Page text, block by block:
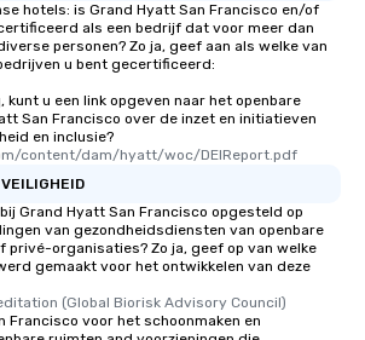
along the way
ensuring there is
Different Types of
experiences offer the
several renowned
convenient outing,
at a typical corporate
a way to try some of
cuisines and dishes.
selected dishes are
hotels: is Grand Hyatt San Francisco en/of
als een bedrijf dat voor meer dan
personen? Zo ja, geef aan als welke van
u bent gecertificeerd:
kunt u een link opgeven naar het openbare
San Francisco over de inzet en initiatieven
en inclusie?
content/dam/hyatt/woc/DEIReport.pdf
Grand Hyatt San Francisco opgesteld op
van gezondheidsdiensten van openbare
organisaties? Zo ja, geef op van welke
gemaakt voor het ontwikkelen van deze
(Global Biorisk Advisory Council)
Francisco voor het schoonmaken en